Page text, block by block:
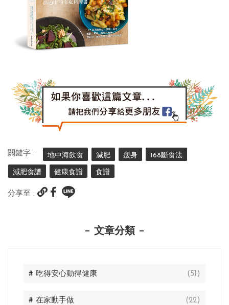
關鍵字 : 地中海飲食 減肥 瘦身 168斷食法
減肥食譜 健康食譜 食譜
分享至 :
文章分類
# 吃得安心動得健康 (51)
# 在家動手做 (22)